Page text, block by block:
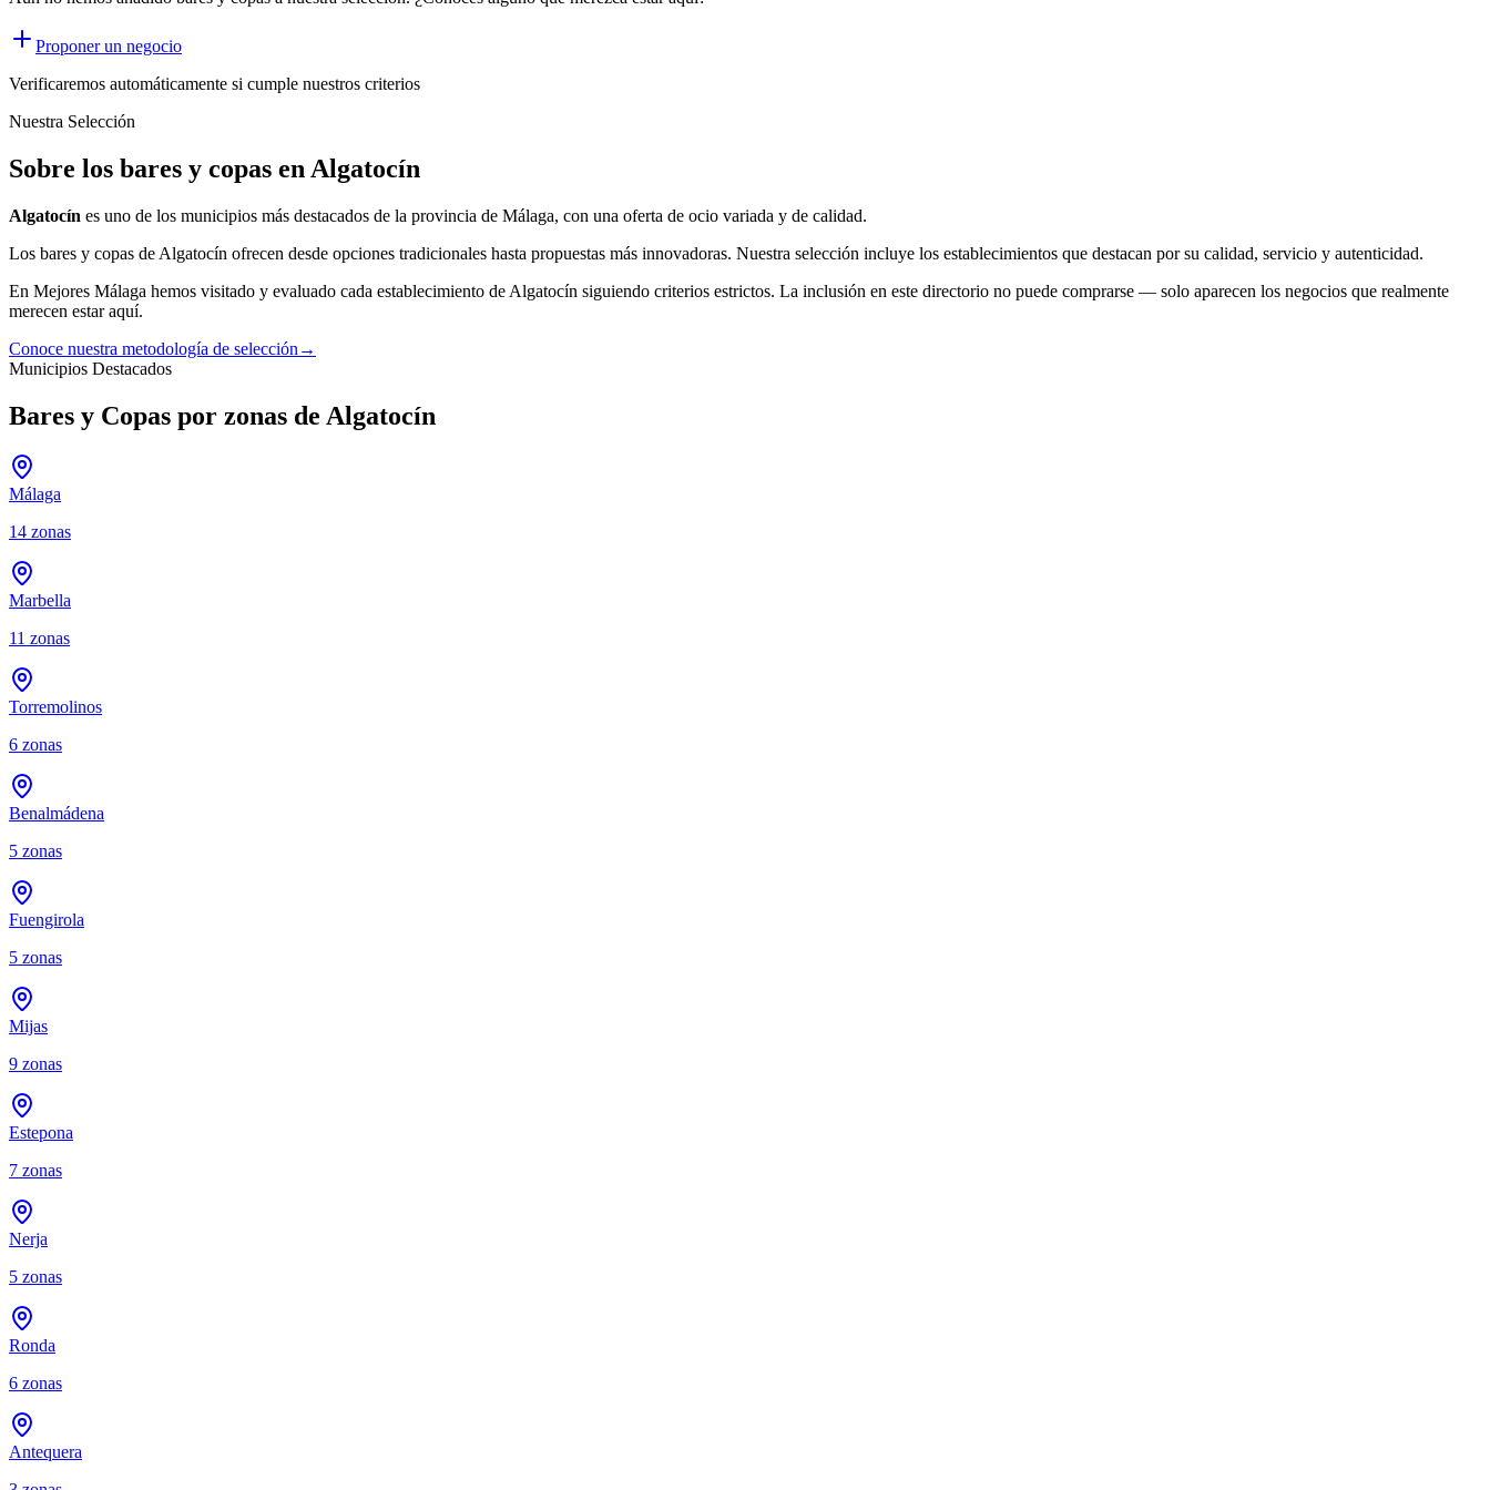
Proponer un negocio
Verificaremos automáticamente si cumple nuestros criterios
Nuestra Selección
Sobre los bares y copas en Algatocín
Algatocín es uno de los municipios más destacados de la provincia de Málaga, con una oferta de ocio variada y de calidad.
Los bares y copas de Algatocín ofrecen desde opciones tradicionales hasta propuestas más innovadoras. Nuestra selección incluye los establecimientos que destacan por su calidad, servicio y autenticidad.
En Mejores Málaga hemos visitado y evaluado cada establecimiento de Algatocín siguiendo criterios estrictos. La inclusión en este directorio no puede comprarse — solo aparecen los negocios que realmente
merecen estar aquí.
Conoce nuestra metodología de selección →
Municipios Destacados
Bares y Copas por zonas de Algatocín
Málaga
14 zonas
Marbella
11 zonas
Torremolinos
6 zonas
Benalmádena
5 zonas
Fuengirola
5 zonas
Mijas
9 zonas
Estepona
7 zonas
Nerja
5 zonas
Ronda
6 zonas
Antequera